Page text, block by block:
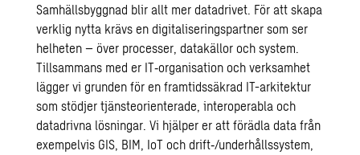
Samhällsbyggnad blir allt mer datadrivet. För att skapa
verklig nytta krävs en digitaliseringspartner som ser
helheten – över processer, datakällor och system.
Tillsammans med er IT‑organisation och verksamhet
lägger vi grunden för en framtidssäkrad IT-arkitektur
som stödjer tjänsteorienterade, interoperabla och
datadrivna lösningar. Vi hjälper er att förädla data från
exempelvis GIS, BIM, IoT och drift‑/underhållssystem,